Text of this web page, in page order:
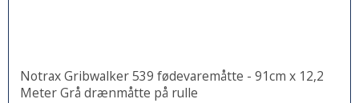
Notrax Gribwalker 539 fødevaremåtte - 91cm x 12,2
Meter Grå drænmåtte på rulle